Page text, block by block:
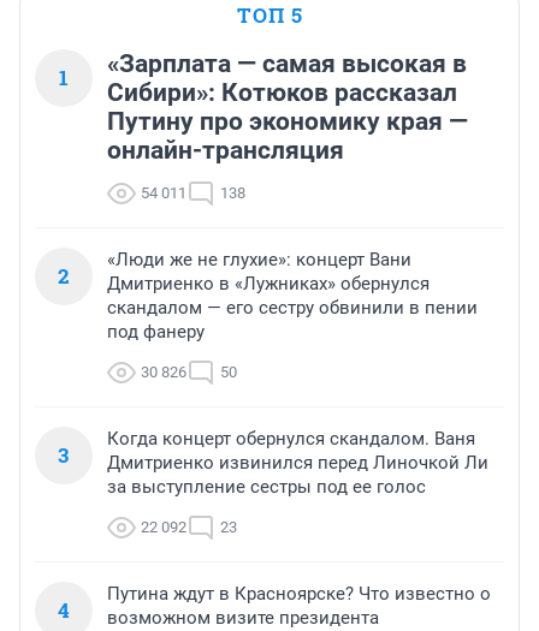
ТОП 5
1
«Зарплата — самая высокая в
Сибири»: Котюков рассказал
Путину про экономику края —
онлайн-трансляция
54 011 138
2
«Люди же не глухие»: концерт Вани
Дмитриенко в «Лужниках» обернулся
скандалом — его сестру обвинили в пении
под фанеру
30 826 50
3
Когда концерт обернулся скандалом. Ваня
Дмитриенко извинился перед Линочкой Ли
за выступление сестры под ее голос
22 092 23
4
Путина ждут в Красноярске? Что известно о
возможном визите президента